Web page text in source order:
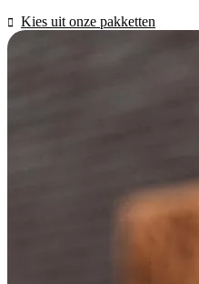
Kies uit onze pakketten